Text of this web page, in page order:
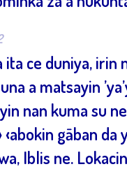
ita ce duniya, irin
a matsayin
nan kuma su ne
‹abokin gāban da
Iblis ne.